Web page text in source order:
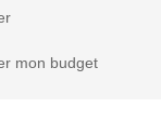
mon budget